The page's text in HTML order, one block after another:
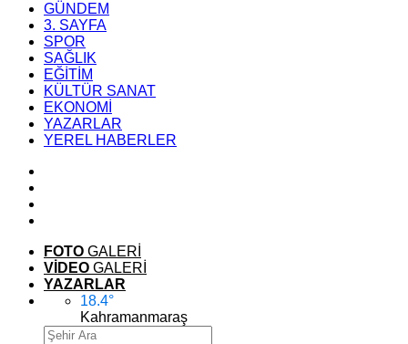
GÜNDEM
3. SAYFA
SPOR
SAĞLIK
EĞİTİM
KÜLTÜR SANAT
EKONOMİ
YAZARLAR
YEREL HABERLER
FOTO GALERİ
VİDEO GALERİ
YAZARLAR
18.4°
Kahramanmaraş